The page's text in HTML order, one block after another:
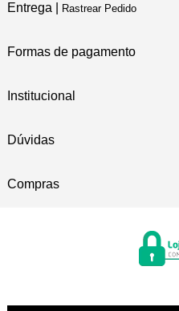
Entrega | Rastrear Pedido
Formas de pagamento
Institucional
Dúvidas
Compras